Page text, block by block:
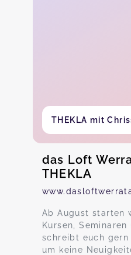
THEKLA mit
das Loft
THEKLA
Ab August starten
Kursen, Seminaren
schreibt euch gern
um keine